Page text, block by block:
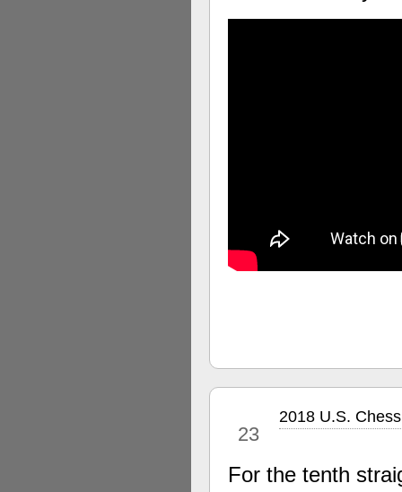
23
2018 U.S.
For the tenth